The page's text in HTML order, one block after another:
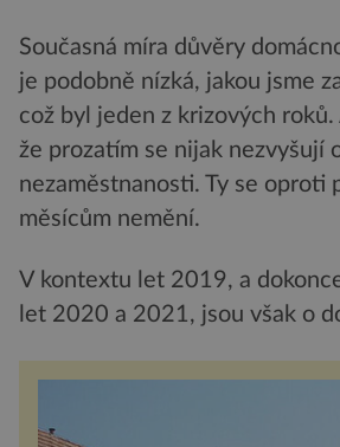
Současná míra důvěry
je podobně nízká, jakou jsme
což byl jeden z krizových
že prozatím se nijak nezvyšují
nezaměstnanosti. Ty se oproti
měsícům nemění.
V kontextu let 2019, a
let 2020 a 2021, jsou však o